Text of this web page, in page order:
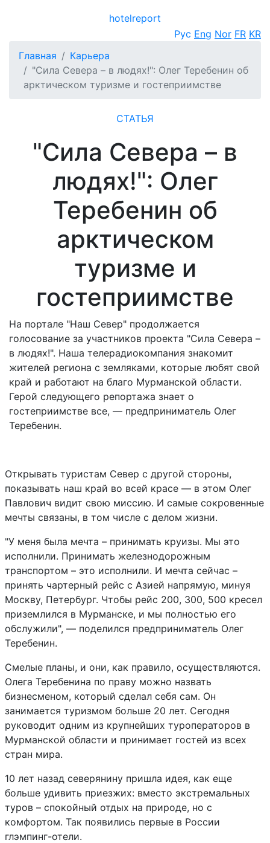
hotelreport
Рус Eng Nor FR KR
Главная
Карьера
"Сила Севера – в людях!": Олег Теребенин об
арктическом туризме и гостеприимстве
СТАТЬЯ
"Сила Севера – в
людях!": Олег
Теребенин об
арктическом
туризме и
гостеприимстве
На портале "Наш Север" продолжается
голосование за участников проекта "Сила Севера –
в людях!". Наша телерадиокомпания знакомит
жителей региона с земляками, которые любят свой
край и работают на благо Мурманской области.
Герой следующего репортажа знает о
гостеприимстве все, — предприниматель Олег
Теребенин.
Открывать туристам Север с другой стороны,
показывать наш край во всей красе — в этом Олег
Павлович видит свою миссию. И самые сокровенные
мечты связаны, в том числе с делом жизни.
"У меня была мечта – принимать круизы. Мы это
исполнили. Принимать железнодорожным
транспортом – это исполнили. И мечта сейчас –
принять чартерный рейс с Азией напрямую, минуя
Москву, Петербург. Чтобы рейс 200, 300, 500 кресел
приземлился в Мурманске, и мы полностью его
обслужили", — поделился предприниматель Олег
Теребенин.
Смелые планы, и они, как правило, осуществляются.
Олега Теребенина по праву можно назвать
бизнесменом, который сделал себя сам. Он
занимается туризмом больше 20 лет. Сегодня
руководит одним из крупнейших туроператоров в
Мурманской области и принимает гостей из всех
стран мира.
10 лет назад северянину пришла идея, как еще
больше удивить приезжих: вместо экстремальных
туров – спокойный отдых на природе, но с
комфортом. Так появились первые в России
глэмпинг-отели.